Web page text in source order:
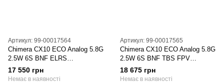
Артикул: 99-00017564
Chimera CX10 ECO Analog 5.8G
2.5W 6S BNF ELRS
868/915MHz FPV квадрокоптер
17 550 грн
Немає в наявності
Артикул: 99-00017565
Chimera CX10 ECO Analog 5.8G
2.5W 6S BNF TBS FPV
квадрокоптер
18 675 грн
Немає в наявності